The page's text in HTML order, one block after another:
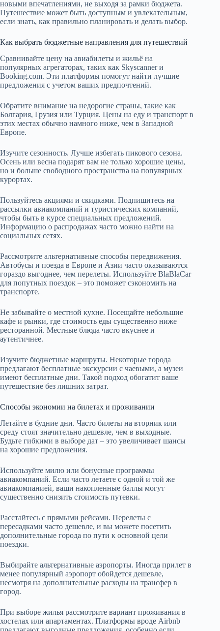
новыми впечатлениями, не выходя за рамки бюджета.
Путешествие может быть доступным и увлекательным,
если знать, как правильно планировать и делать выбор.
Как выбрать бюджетные направления для путешествий
Сравнивайте цену на авиабилеты и жильё на
популярных агрегаторах, таких как Skyscanner и
Booking.com. Эти платформы помогут найти лучшие
предложения с учетом ваших предпочтений.
Обратите внимание на недорогие страны, такие как
Болгария, Грузия или Турция. Цены на еду и транспорт в
этих местах обычно намного ниже, чем в Западной
Европе.
Изучите сезонность. Лучше избегать пикового сезона.
Осень или весна подарят вам не только хорошие цены,
но и больше свободного пространства на популярных
курортах.
Пользуйтесь акциями и скидками. Подпишитесь на
рассылки авиакомпаний и туристических компаний,
чтобы быть в курсе специальных предложений.
Информацию о распродажах часто можно найти на
социальных сетях.
Рассмотрите альтернативные способы передвижения.
Автобусы и поезда в Европе и Азии часто оказываются
гораздо выгоднее, чем перелеты. Используйте BlaBlaCar
для попутных поездок – это поможет сэкономить на
транспорте.
Не забывайте о местной кухне. Посещайте небольшие
кафе и рынки, где стоимость еды существенно ниже
ресторанной. Местные блюда часто вкуснее и
аутентичнее.
Изучите бюджетные маршруты. Некоторые города
предлагают бесплатные экскурсии с чаевыми, а музеи
имеют бесплатные дни. Такой подход обогатит ваше
путешествие без лишних затрат.
Способы экономии на билетах и проживании
Летайте в будние дни. Часто билеты на вторник или
среду стоят значительно дешевле, чем в выходные.
Будьте гибкими в выборе дат – это увеличивает шансы
на хорошие предложения.
Используйте милю или бонусные программы
авиакомпаний. Если часто летаете с одной и той же
авиакомпанией, ваши накопленные баллы могут
существенно снизить стоимость путевки.
Расстайтесь с прямыми рейсами. Перелеты с
пересадками часто дешевле, и вы можете посетить
дополнительные города по пути к основной цели
поездки.
Выбирайте альтернативные аэропорты. Иногда прилет в
менее популярный аэропорт обойдется дешевле,
несмотря на дополнительные расходы на трансфер в
город.
При выборе жилья рассмотрите вариант проживания в
хостелах или апартаментах. Платформы вроде Airbnb